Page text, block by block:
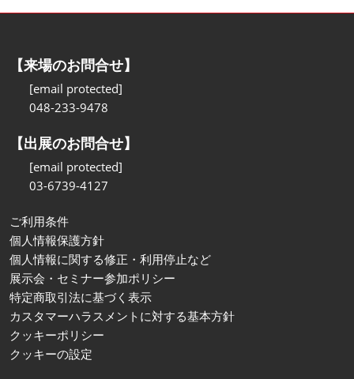
【来場のお問合せ】
[email protected]
048-233-9478
【出展のお問合せ】
[email protected]
03-6739-4127
ご利用条件
個人情報保護方針
個人情報に関する修正・利用停止など
展示会・セミナー参加ポリシー
特定商取引法に基づく表示
カスタマーハラスメントに対する基本方針
クッキーポリシー
クッキーの設定